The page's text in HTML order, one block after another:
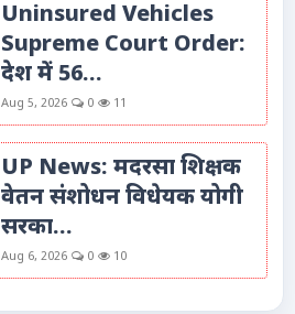
Uninsured Vehicles
Supreme Court Order:
देश में 56...
Aug 5, 2026 0 11
UP News: मदरसा शिक्षक
वेतन संशोधन विधेयक योगी
सरका...
Aug 6, 2026 0 10